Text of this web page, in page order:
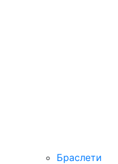
Браслети